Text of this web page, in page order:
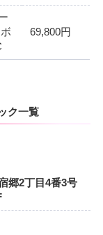
69,800円
ク一覧
郷2丁目4番3号